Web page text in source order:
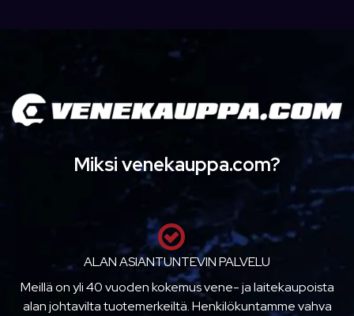
Miksi venekauppa.com?
ALAN ASIANTUNTEVIN PALVELU
Meillä on yli 40 vuoden kokemus vene- ja laitekaupoista
alan johtavilta tuotemerkeiltä. Henkilökuntamme vahva